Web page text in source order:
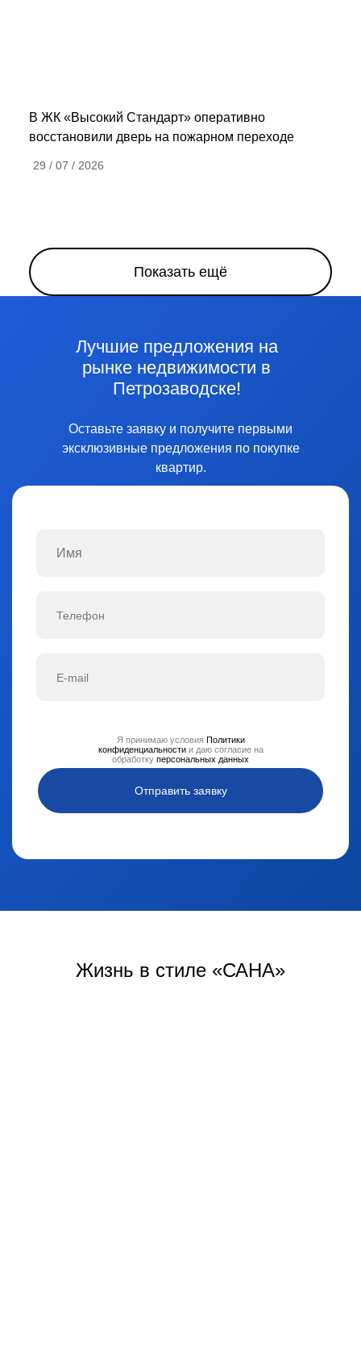
В ЖК «Высокий Стандарт» оперативно
восстановили дверь на пожарном переходе
29 / 07 / 2026
Показать ещё
Лучшие предложения на
рынке недвижимости в
Петрозаводске!
Оставьте заявку и получите первыми
эксклюзивные предложения по покупке
квартир.
Отправить заявку
Я принимаю условия Политики
конфиденциальностии даю согласие на
обработку персональных данных
Жизнь в стиле «САНА»